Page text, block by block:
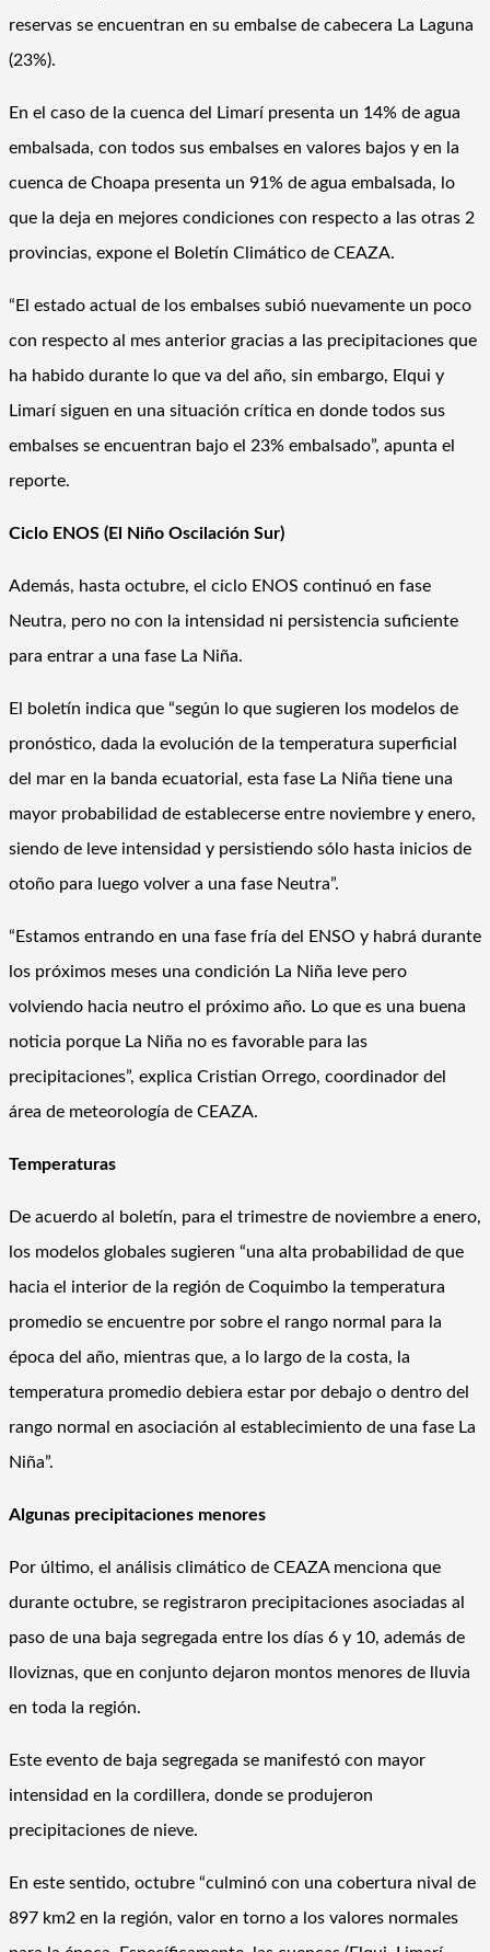
reservas se encuentran en su embalse de cabecera La Laguna
(23%).
En el caso de la cuenca del Limarí presenta un 14% de agua
embalsada, con todos sus embalses en valores bajos y en la
cuenca de Choapa presenta un 91% de agua embalsada, lo
que la deja en mejores condiciones con respecto a las otras 2
provincias, expone el Boletín Climático de CEAZA.
“El estado actual de los embalses subió nuevamente un poco
con respecto al mes anterior gracias a las precipitaciones que
ha habido durante lo que va del año, sin embargo, Elqui y
Limarí siguen en una situación crítica en donde todos sus
embalses se encuentran bajo el 23% embalsado”, apunta el
reporte.
Ciclo ENOS (El Niño Oscilación Sur)
Además, hasta octubre, el ciclo ENOS continuó en fase
Neutra, pero no con la intensidad ni persistencia suficiente
para entrar a una fase La Niña.
El boletín indica que “según lo que sugieren los modelos de
pronóstico, dada la evolución de la temperatura superficial
del mar en la banda ecuatorial, esta fase La Niña tiene una
mayor probabilidad de establecerse entre noviembre y enero,
siendo de leve intensidad y persistiendo sólo hasta inicios de
otoño para luego volver a una fase Neutra”.
“Estamos entrando en una fase fría del ENSO y habrá durante
los próximos meses una condición La Niña leve pero
volviendo hacia neutro el próximo año. Lo que es una buena
noticia porque La Niña no es favorable para las
precipitaciones”, explica Cristian Orrego, coordinador del
área de meteorología de CEAZA.
Temperaturas
De acuerdo al boletín, para el trimestre de noviembre a enero,
los modelos globales sugieren “una alta probabilidad de que
hacia el interior de la región de Coquimbo la temperatura
promedio se encuentre por sobre el rango normal para la
época del año, mientras que, a lo largo de la costa, la
temperatura promedio debiera estar por debajo o dentro del
rango normal en asociación al establecimiento de una fase La
Niña”.
Algunas precipitaciones menores
Por último, el análisis climático de CEAZA menciona que
durante octubre, se registraron precipitaciones asociadas al
paso de una baja segregada entre los días 6 y 10, además de
lloviznas, que en conjunto dejaron montos menores de lluvia
en toda la región.
Este evento de baja segregada se manifestó con mayor
intensidad en la cordillera, donde se produjeron
precipitaciones de nieve.
En este sentido, octubre “culminó con una cobertura nival de
897 km2 en la región, valor en torno a los valores normales